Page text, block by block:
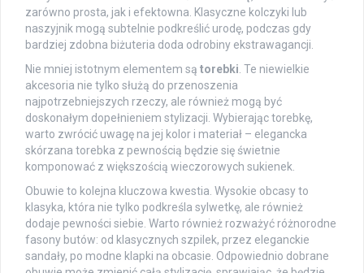
zarówno prosta, jak i efektowna. Klasyczne kolczyki lub
naszyjnik mogą subtelnie podkreślić urodę, podczas gdy
bardziej zdobna biżuteria doda odrobiny ekstrawagancji.
Nie mniej istotnym elementem są torebki . Te niewielkie
akcesoria nie tylko służą do przenoszenia
najpotrzebniejszych rzeczy, ale również mogą być
doskonałym dopełnieniem stylizacji. Wybierając torebkę,
warto zwrócić uwagę na jej kolor i materiał – elegancka
skórzana torebka z pewnością będzie się świetnie
komponować z większością wieczorowych sukienek.
Obuwie to kolejna kluczowa kwestia. Wysokie obcasy to
klasyka, która nie tylko podkreśla sylwetkę, ale również
dodaje pewności siebie. Warto również rozważyć różnorodne
fasony butów: od klasycznych szpilek, przez eleganckie
sandały, po modne klapki na obcasie. Odpowiednio dobrane